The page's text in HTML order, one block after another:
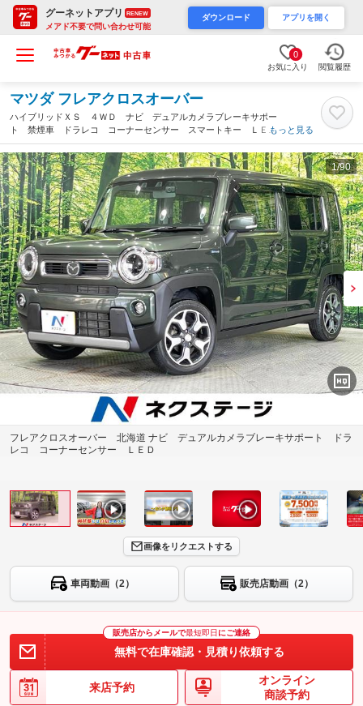
グーネットアプリ RENEW
メアド不要で問い合わせ可能
ダウンロード アプリを開く
0
お気に入り 閲覧履歴
マツダ フレアクロスオーバー
ハイブリッドＸＳ ４ＷＤ ナビ デュアルカメラブレーキサポー
ト 禁煙車 ドラレコ コーナーセンサー スマートキー ＬＥＤ
ヘッド 純正１５インチアルミ オートハイビーム 車線逸脱警
報 オートライト オートエアコン（北海道）
もっと見る
1/90
フレアクロスオーバー 北海道 ナビ デュアルカメラブレーキサポート ドラ
レコ コーナーセンサー ＬＥＤ
画像をリクエストする
車両動画（2） 販売店動画（2）
販売店からメールで最短即日 にご連絡
無料で在庫確認・見積り依頼する
来店予約
オンライン
商談予約